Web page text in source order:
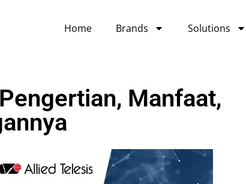
Home Brands Solutions
Manfaat,